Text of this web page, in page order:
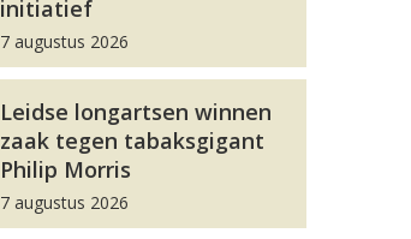
initiatief
7 augustus 2026
Leidse longartsen winnen
zaak tegen tabaksgigant
Philip Morris
7 augustus 2026